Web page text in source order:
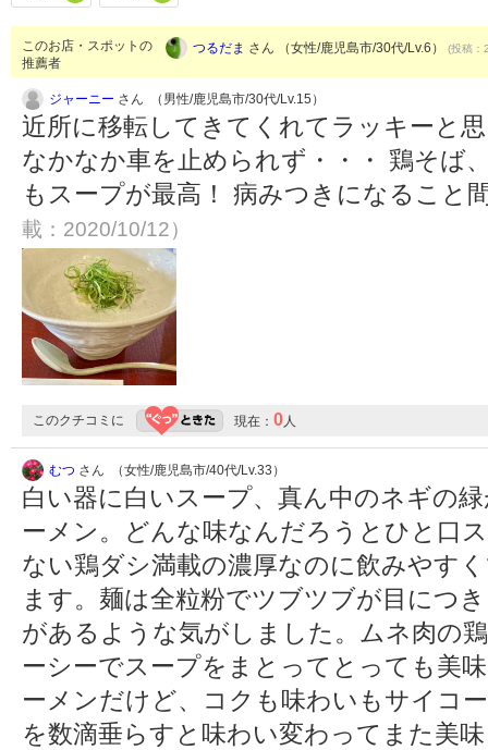
このお店・スポットの
推薦者
つるだま さん （女性/鹿児島市/30代/Lv.6） (投稿
ジャーニー さん （男性/鹿児島市/30代/Lv.15）
近所に移転してきてくれてラッキーと
なかなか車を止められず・・・ 鶏そば
もスープが最高！ 病みつきになること
載：2020/10/12）
このクチコミに 現在： 0人
むつ さん （女性/鹿児島市/40代/Lv.33）
白い器に白いスープ、真ん中のネギの
ーメン。どんな味なんだろうとひと口
ない鶏ダシ満載の濃厚なのに飲みやす
ます。麺は全粒粉でツブツブが目につ
があるような気がしました。ムネ肉の
ーシーでスープをまとってとっても美
ーメンだけど、コクも味わいもサイコ
を数滴垂らすと味わい変わってまた美